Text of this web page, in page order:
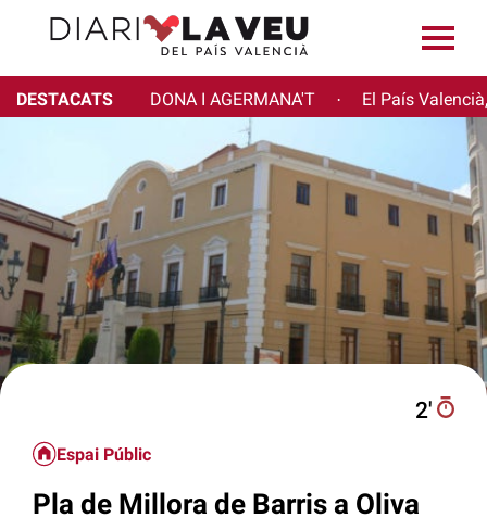
DESTACATS DONA I AGERMANA'T · El País
2′
Espai Públic
Pla de Millora de Barris a Oliva